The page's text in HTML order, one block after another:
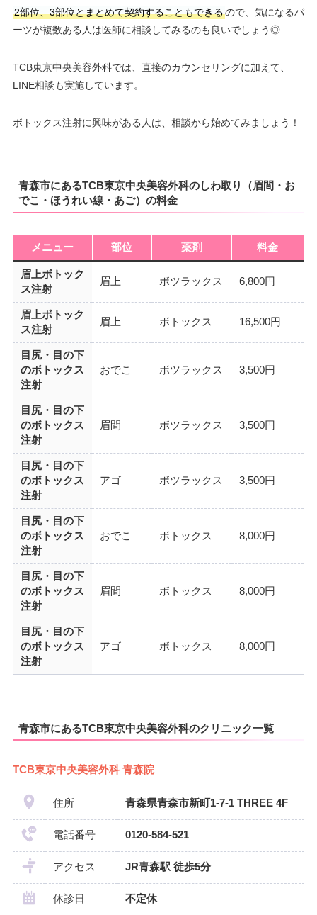
2部位、3部位とまとめて契約することもできるので、気になるパ
ーツが複数ある人は医師に相談してみるのも良いでしょう◎
TCB東京中央美容外科では、直接のカウンセリングに加えて、
LINE相談も実施しています。
ボトックス注射に興味がある人は、相談から始めてみましょう！
青森市にあるTCB東京中央美容外科のしわ取り（眉間・お
でこ・ほうれい線・あご）の料金
メニュー 部位 薬剤 料金
眉上ボトック
ス注射
眉上 ボツラックス 6,800円
眉上ボトック
ス注射
眉上 ボトックス 16,500円
目尻・目の下
のボトックス
注射
おでこ ボツラックス 3,500円
目尻・目の下
のボトックス
注射
眉間 ボツラックス 3,500円
目尻・目の下
のボトックス
注射
アゴ ボツラックス 3,500円
目尻・目の下
のボトックス
注射
おでこ ボトックス 8,000円
目尻・目の下
のボトックス
注射
眉間 ボトックス 8,000円
目尻・目の下
のボトックス
注射
アゴ ボトックス 8,000円
青森市にあるTCB東京中央美容外科のクリニック一覧
TCB東京中央美容外科 青森院
住所 青森県青森市新町1-7-1 THREE 4F
電話番号 0120-584-521
アクセス JR青森駅 徒歩5分
休診日 不定休